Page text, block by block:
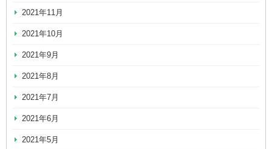
2021年11月
2021年10月
2021年9月
2021年8月
2021年7月
2021年6月
2021年5月